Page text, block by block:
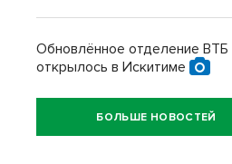
Обновлённое отделение ВТБ
открылось в Искитиме
БОЛЬШЕ НОВОСТЕЙ